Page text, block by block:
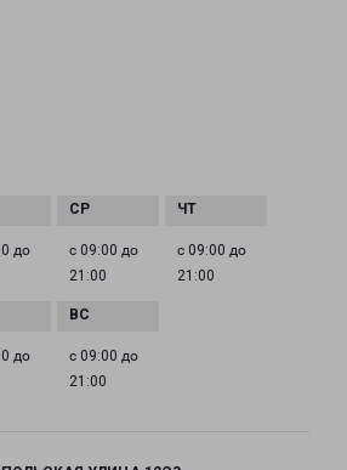
до
с 09:00 до
21:00
с 09:00 до
21:00
до
с 09:00 до
21:00